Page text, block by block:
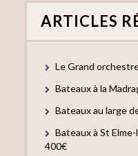
ARTICLES
Le Grand
Bateaux à la
Bateaux au large
Bateaux à St
400€